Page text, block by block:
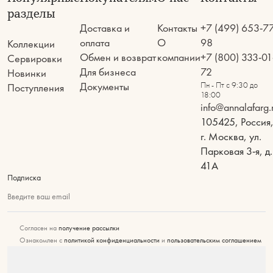
разделы
Коллекции
Сервировки
Новинки
Поступления
Доставка и
оплата
Обмен и возврат
Для бизнеса
Документы
Контакты
О
компании
+7 (499) 653-
98
+7 (800) 333-
72
Пн - Пт с 9:30 до
18:00
105425, Россия,
г. Москва, ул.
Парковая 3-я, д.
41А
Подписка
Введите ваш email
Согласен на получение рассылки
Ознакомлен с политикой конфиденциальности и пользовательским соглашением